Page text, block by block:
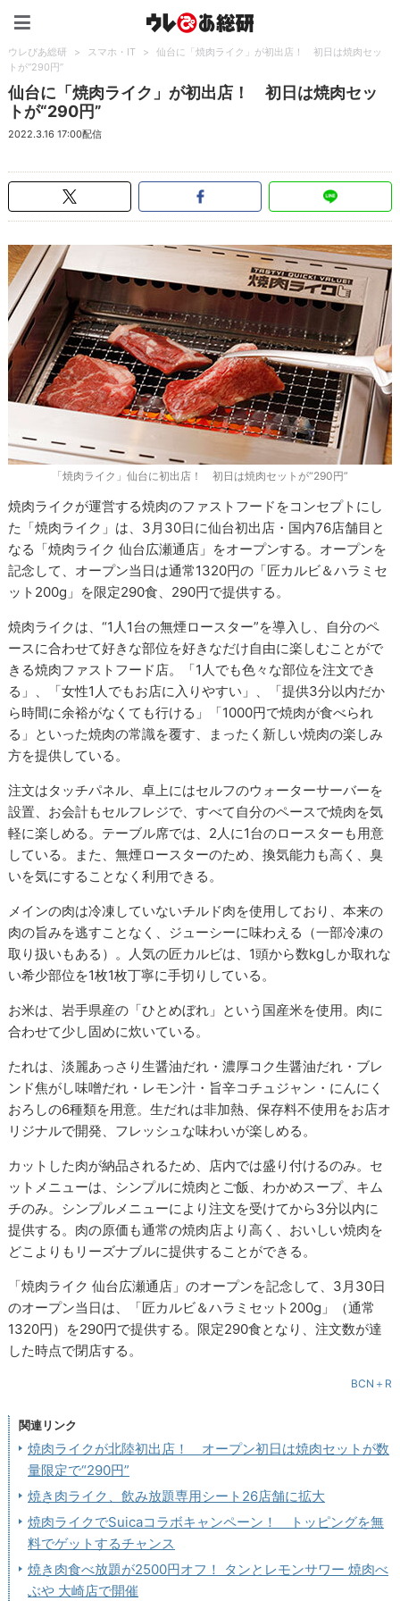
ウレぴあ総研 > スマホ・IT >
仙台に「焼肉ライク」が初出店！ 初日は焼肉セッ
トが“290円”
仙台に「焼肉ライク」が初出店！ 初日は焼肉セッ
トが“290円”
2022.3.16 17:00配信
「焼肉ライク」仙台に初出店！ 初日は焼肉セットが“290円”
焼肉ライクが運営する焼肉のファストフードをコンセプトにし
た「焼肉ライク」は、3月30日に仙台初出店・国内76店舗目と
なる「焼肉ライク 仙台広瀬通店」をオープンする。オープンを
記念して、オープン当日は通常1320円の「匠カルビ＆ハラミセ
ット200g」を限定290食、290円で提供する。
焼肉ライクは、“1人1台の無煙ロースター”を導入し、自分のペ
ースに合わせて好きな部位を好きなだけ自由に楽しむことがで
きる焼肉ファストフード店。「1人でも色々な部位を注文でき
る」、「女性1人でもお店に入りやすい」、「提供3分以内だか
ら時間に余裕がなくても行ける」「1000円で焼肉が食べられ
る」といった焼肉の常識を覆す、まったく新しい焼肉の楽しみ
方を提供している。
注文はタッチパネル、卓上にはセルフのウォーターサーバーを
設置、お会計もセルフレジで、すべて自分のペースで焼肉を気
軽に楽しめる。テーブル席では、2人に1台のロースターも用意
している。また、無煙ロースターのため、換気能力も高く、臭
いを気にすることなく利用できる。
メインの肉は冷凍していないチルド肉を使用しており、本来の
肉の旨みを逃すことなく、ジューシーに味わえる（一部冷凍の
取り扱いもある）。人気の匠カルビは、1頭から数kgしか取れな
い希少部位を1枚1枚丁寧に手切りしている。
お米は、岩手県産の「ひとめぼれ」という国産米を使用。肉に
合わせて少し固めに炊いている。
たれは、淡麗あっさり生醤油だれ・濃厚コク生醤油だれ・ブレ
ンド焦がし味噌だれ・レモン汁・旨辛コチュジャン・にんにく
おろしの6種類を用意。生だれは非加熱、保存料不使用をお店オ
リジナルで開発、フレッシュな味わいが楽しめる。
カットした肉が納品されるため、店内では盛り付けるのみ。セ
ットメニューは、シンプルに焼肉とご飯、わかめスープ、キム
チのみ。シンプルメニューにより注文を受けてから3分以内に
提供する。肉の原価も通常の焼肉店より高く、おいしい焼肉を
どこよりもリーズナブルに提供することができる。
「焼肉ライク 仙台広瀬通店」のオープンを記念して、3月30日
のオープン当日は、「匠カルビ＆ハラミセット200g」（通常
1320円）を290円で提供する。限定290食となり、注文数が達
した時点で閉店する。
BCN＋R
関連リンク
焼肉ライクが北陸初出店！ オープン初日は焼肉セットが数
量限定で“290円”
焼き肉ライク、飲み放題専用シート26店舗に拡大
焼肉ライクでSuicaコラボキャンペーン！ トッピングを無
料でゲットするチャンス
焼き肉食べ放題が2500円オフ！ タンとレモンサワー 焼肉べ
ぶや 大崎店で開催